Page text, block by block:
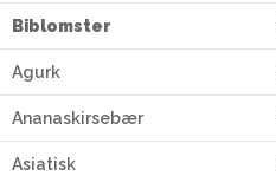
Biblomster
Agurk
Ananaskirsebær
Asiatisk